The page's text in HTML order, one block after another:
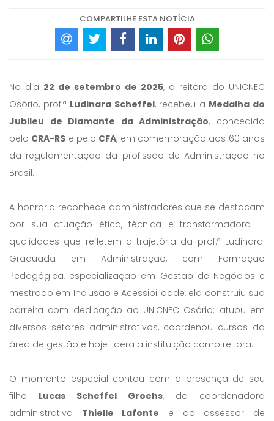
COMPARTILHE ESTA NOTÍCIA
No dia 22 de setembro de 2025, a reitora do UNICNEC
Osório, prof.ª Ludinara Scheffel, recebeu a Medalha do
Jubileu de Diamante da Administração, concedida
pelo CRA-RS e pelo CFA, em comemoração aos 60 anos
da regulamentação da profissão de Administração no
Brasil.
A honraria reconhece administradores que se destacam
por sua atuação ética, técnica e transformadora —
qualidades que refletem a trajetória da prof.ª Ludinara.
Graduada em Administração, com Formação
Pedagógica, especialização em Gestão de Negócios e
mestrado em Inclusão e Acessibilidade, ela construiu sua
carreira com dedicação ao UNICNEC Osório: atuou em
diversos setores administrativos, coordenou cursos da
área de gestão e hoje lidera a instituição como reitora.
O momento especial contou com a presença de seu
filho Lucas Scheffel Groehs, da coordenadora
administrativa Thielle Lafonte e do assessor de